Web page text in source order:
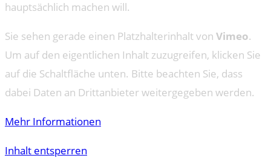
hauptsächlich machen will.
Sie sehen gerade einen Platzhalterinhalt von Vimeo.
Um auf den eigentlichen Inhalt zuzugreifen, klicken Sie
auf die Schaltfläche unten. Bitte beachten Sie, dass
dabei Daten an Drittanbieter weitergegeben werden.
Mehr Informationen
Inhalt entsperren